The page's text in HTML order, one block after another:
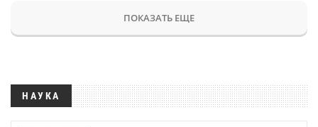
ПОКАЗАТЬ ЕЩЕ
НАУКА